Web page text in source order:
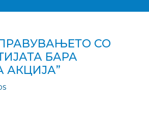
СО
БАРА
АКЦИЈА”